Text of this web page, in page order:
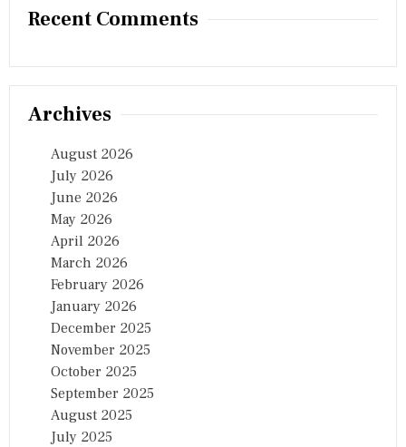
ज
Recent Comments
Archives
August 2026
July 2026
June 2026
May 2026
April 2026
March 2026
February 2026
January 2026
December 2025
November 2025
October 2025
September 2025
August 2025
July 2025